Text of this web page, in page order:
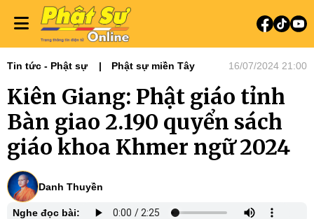
Tin tức - Phật sự Phật sự miền Tây 16/07/2024 21:00
Kiên Giang: Phật giáo tỉnh
Bàn giao 2.190 quyển sách
giáo khoa Khmer ngữ 2024
Danh Thuyền
Nghe đọc bài: